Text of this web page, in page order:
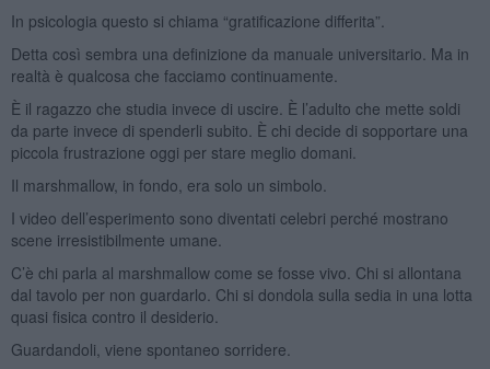
In psicologia questo si chiama “gratificazione differita”.
Detta così sembra una definizione da manuale universitario. Ma in
realtà è qualcosa che facciamo continuamente.
È il ragazzo che studia invece di uscire. È l’adulto che mette soldi
da parte invece di spenderli subito. È chi decide di sopportare una
piccola frustrazione oggi per stare meglio domani.
Il marshmallow, in fondo, era solo un simbolo.
I video dell’esperimento sono diventati celebri perché mostrano
scene irresistibilmente umane.
C’è chi parla al marshmallow come se fosse vivo. Chi si allontana
dal tavolo per non guardarlo. Chi si dondola sulla sedia in una lotta
quasi fisica contro il desiderio.
Guardandoli, viene spontaneo sorridere.